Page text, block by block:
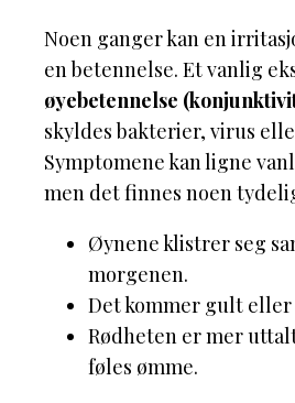
Noen ganger kan en
en betennelse. Et vanlig
øyebetennelse
skyldes bakterier, virus
Symptomene kan ligne
men det finnes noen
Øynene klistrer seg
morgenen.
Det kommer gult
Rødheten er mer
føles ømme.